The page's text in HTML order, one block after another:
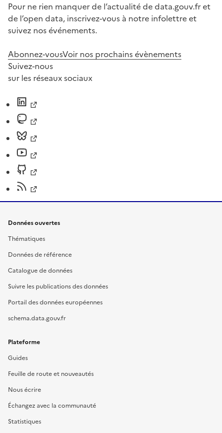
Pour ne rien manquer de l’actualité de data.gouv.fr et
de l’open data, inscrivez-vous à notre infolettre et
suivez nos événements.
Abonnez-vousVoir nos prochains évènements
Suivez-nous
sur les réseaux sociaux
Données ouvertes
Thématiques
Données de référence
Catalogue de données
Suivre les publications des données
Portail des données européennes
schema.data.gouv.fr
Plateforme
Guides
Feuille de route et nouveautés
Nous écrire
Échangez avec la communauté
Statistiques